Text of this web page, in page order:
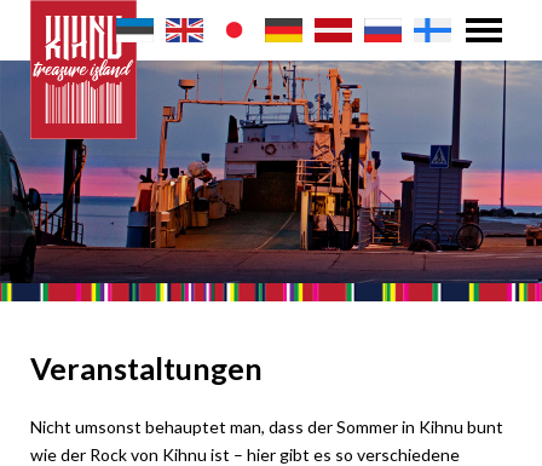
Veranstaltungen
Nicht umsonst behauptet man, dass der Sommer in Kihnu bunt
wie der Rock von Kihnu ist – hier gibt es so verschiedene